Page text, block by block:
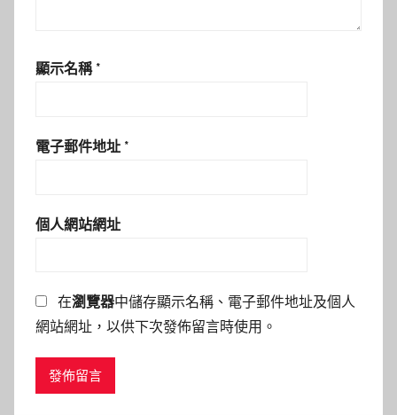
顯示名稱 *
電子郵件地址 *
個人網站網址
在瀏覽器中儲存顯示名稱、電子郵件地址及個人
網站網址，以供下次發佈留言時使用。